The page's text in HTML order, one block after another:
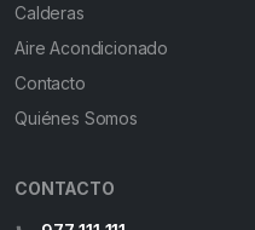
Calderas
Aire Acondicionado
Contacto
Quiénes Somos
CONTACTO